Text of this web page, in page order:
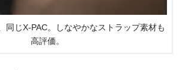
同じX-PAC。しなやかなストラップ素材も
高評価。